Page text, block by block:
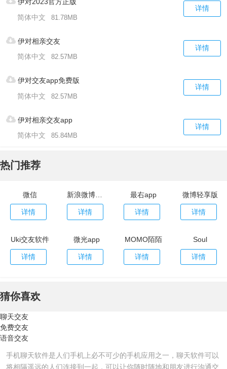
简体中文
81.78MB
详情
伊对相亲交友
简体中文
82.57MB
详情
伊对交友app免费版
简体中文
82.57MB
详情
伊对相亲交友app
简体中文
85.84MB
详情
热门推荐
微信
详情 详情
最右app
详情
微博轻享版
详情
Uki交友软件
详情
微光app
详情
MOMO陌陌
详情
Soul
详情
猜你喜欢
聊天交友
免费交友
语音交友
手机聊天软件是人们手机上必不可少的手机应用之一，聊天软件可以
将相隔遥远的人们连接到一起，可以让你随时随地和朋友进行沟通交